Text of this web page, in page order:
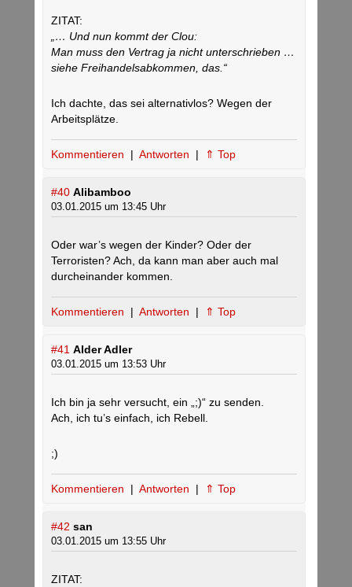
ZITAT:
„… Und nun kommt der Clou:
Man muss den Vertrag ja nicht unterschrieben …
siehe Freihandelsabkommen, das.“
Ich dachte, das sei alternativlos? Wegen der
Arbeitsplätze.
Kommentieren | Antworten | ⇑ Top
#40 Alibamboo
03.01.2015 um 13:45 Uhr
Oder war’s wegen der Kinder? Oder der
Terroristen? Ach, da kann man aber auch mal
durcheinander kommen.
Kommentieren | Antworten | ⇑ Top
#41 Alder Adler
03.01.2015 um 13:53 Uhr
Ich bin ja sehr versucht, ein „;)“ zu senden.
Ach, ich tu’s einfach, ich Rebell.
;)
Kommentieren | Antworten | ⇑ Top
#42 san
03.01.2015 um 13:55 Uhr
ZITAT: